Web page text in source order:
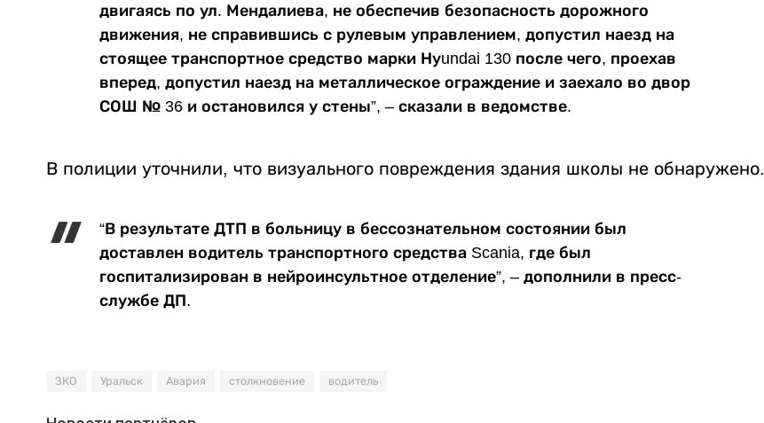
двигаясь по ул. Мендалиева, не обеспечив безопасность дорожного
движения, не справившись с рулевым управлением, допустил наезд на
стоящее транспортное средство марки Нуundai 130 после чего, проехав
вперед, допустил наезд на металлическое ограждение и заехало во двор
СОШ № 36 и остановился у стены”, – сказали в ведомстве.
В полиции уточнили, что визуального повреждения здания школы не обнаружено.
“В результате ДТП в больницу в бессознательном состоянии был
доставлен водитель транспортного средства Scania, где был
госпитализирован в нейроинсультное отделение”, – дополнили в пресс-
службе ДП.
ЗКО Уральск Авария столкновение водитель